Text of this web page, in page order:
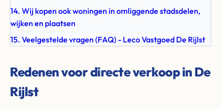
14. Wij kopen ook woningen in omliggende stadsdelen,
wijken en plaatsen
15. Veelgestelde vragen (FAQ) - Leco Vastgoed De Rijlst
Redenen voor directe verkoop in De
Rijlst